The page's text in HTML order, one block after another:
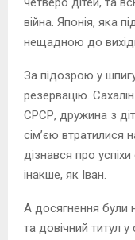
війна. Японія, яка
нещадною до
За підозрою у
резервацію.
СРСР, дружина з
сім’єю втратилися
дізнався про
інакше, як Іван.
А досягнення були
та довічний титул